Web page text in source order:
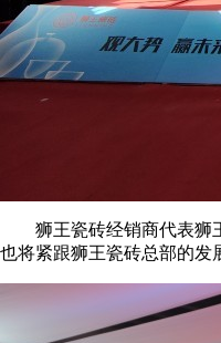
狮王瓷砖经销商代表狮王
也将紧跟狮王瓷砖总部的发